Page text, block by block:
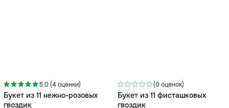
5.0 (4 оценки)
Букет из 11 нежно-розовых
гвоздик
(0 оценок)
Букет из 11 фисташковых
гвоздик